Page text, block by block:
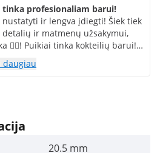
tinka profesionaliam barui!
nustatyti ir lengva įdiegti! Šiek tiek
ir matmenų užsakymui,
😮‍💨! Puikiai tinka kokteilių barui!
kainos lygis labai gera investicija!
daugiau
20.5 mm